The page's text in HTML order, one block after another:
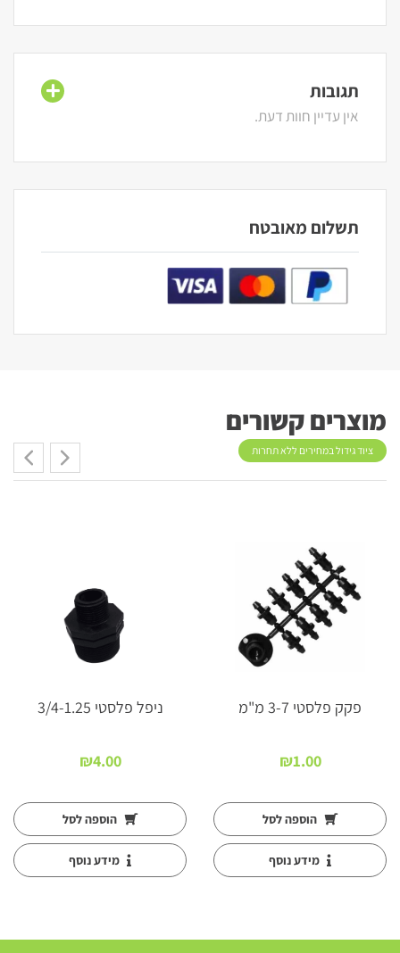
תגובות
אין עדיין חוות דעת.
תשלום מאובטח
מוצרים קשורים
ציוד גידול במחירים ללא תחרות
פקק פלסטי 3-7 מ"מ
₪1.00
הוספה לסל
מידע נוסף
ניפל פלסטי 3/4-1.25
₪4.00
הוספה לסל
מידע נוסף